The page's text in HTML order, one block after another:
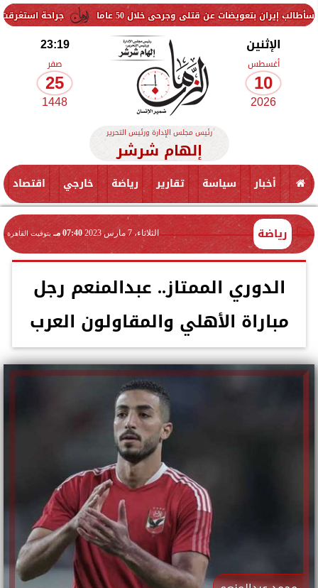
جراحة استغرقت 5 ساعات.. استئصال ورم وإعادة بناء الفك السفلي لمريضة في المنيا عن قتلى وجرحى خلال 50 عاما
الإثنين
أغسطس
10
2026
23:19
صفر
25
1448
رئيس مجلس الإدارة ورئيس التحرير
إلهام شرشر
أخبار سياسة تقارير رياضة خارجي اقتصاد
رياضة الثلاثاء، 7 مارس 2023 07:40 مـ بتوقيت القاهرة
الدوري الممتاز.. عبدالمنعم رجل
مباراة الأهلي والمقاولون العرب